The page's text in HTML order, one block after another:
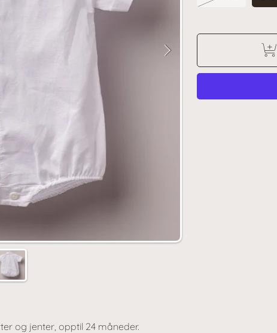
og jenter, opptil 24 måneder.